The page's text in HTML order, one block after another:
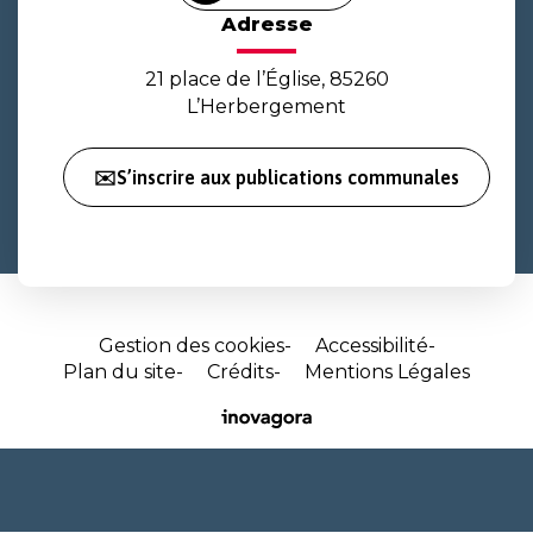
Adresse
21 place de l’Église, 85260
L’Herbergement
✉️S’inscrire aux publications communales
Gestion des cookies
Accessibilité
Plan du site
Crédits
Mentions Légales
Site
réalisé